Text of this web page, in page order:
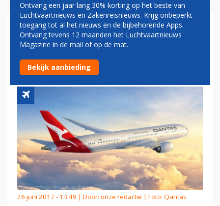
QANTAS: MET BOEING 787
'SKIPPY' VAN PERTH NAAR
LONDEN
26 juni 2017 - 13:49 | Door: onze redactie | Foto: Qantas
Ontvang een jaar lang 30% korting op het beste van
Luchtvaartnieuws en Zakenreisnieuws. Krijg onbeperkt
toegang tot al het nieuws en de bijbehorende Apps.
Ontvang tevens 12 maanden het Luchtvaartnieuws
Magazine in de mail of op de mat.
Bekijk aanbieding